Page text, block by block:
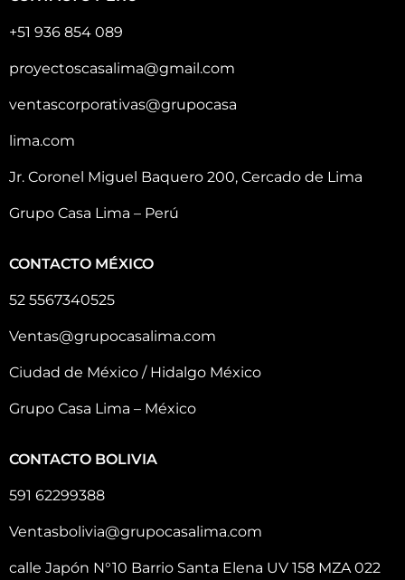
+51 936 854 089
proyectoscasalima@gmail.com
ventascorporativas@grupocasa
lima.com
Jr. Coronel Miguel Baquero 200, Cercado de Lima
Grupo Casa Lima – Perú
CONTACTO MÉXICO
52 5567340525
Ventas@grupocasalima.com
Ciudad de México / Hidalgo México
Grupo Casa Lima – México
CONTACTO BOLIVIA
591 62299388
Ventasbolivia@grupocasalima.com
calle Japón N°10 Barrio Santa Elena UV 158 MZA 022